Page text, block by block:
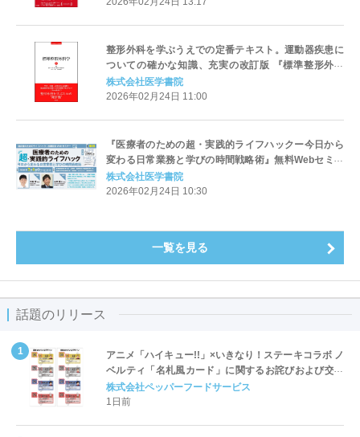
整形外科を学ぶうえでの定番テキスト。運動器疾患に
ついての確かな知識、充実の改訂版 『標準整形外科
学 第16版』2/2発売
株式会社医学書院
2026年02月24日 11:00
『医療者のための超・実践的ライフハックー今日から
変わる日常業務と学びの時間戦略術』無料Webセミナ
ー3月6日（金）開催 — 医学書院
株式会社医学書院
2026年02月24日 10:30
一覧を見る
話題のリリース
アニメ「ハイキュー!!」×いきなり！ステーキコラボ ノ
ベルティ「名札風カード」に関するお詫びおよび交換
対応についてのご案内
株式会社ペッパーフードサービス
1日前